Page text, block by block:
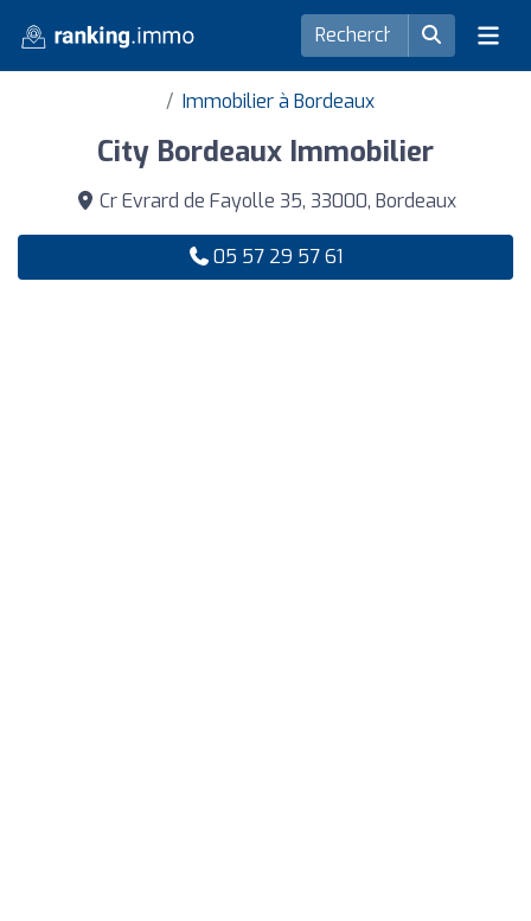
Immobilier à Bordeaux
City Bordeaux Immobilier
Cr Evrard de Fayolle 35, 33000, Bordeaux
05 57 29 57 61